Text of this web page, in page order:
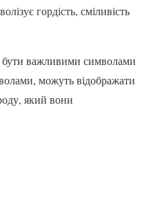
гордість, сміливість
важливими символами
можуть відображати
який вони